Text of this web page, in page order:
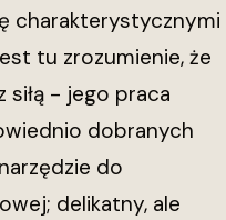
charakterystycznymi
tu zrozumienie, że
siłą - jego praca
dobranych
do
delikatny, ale